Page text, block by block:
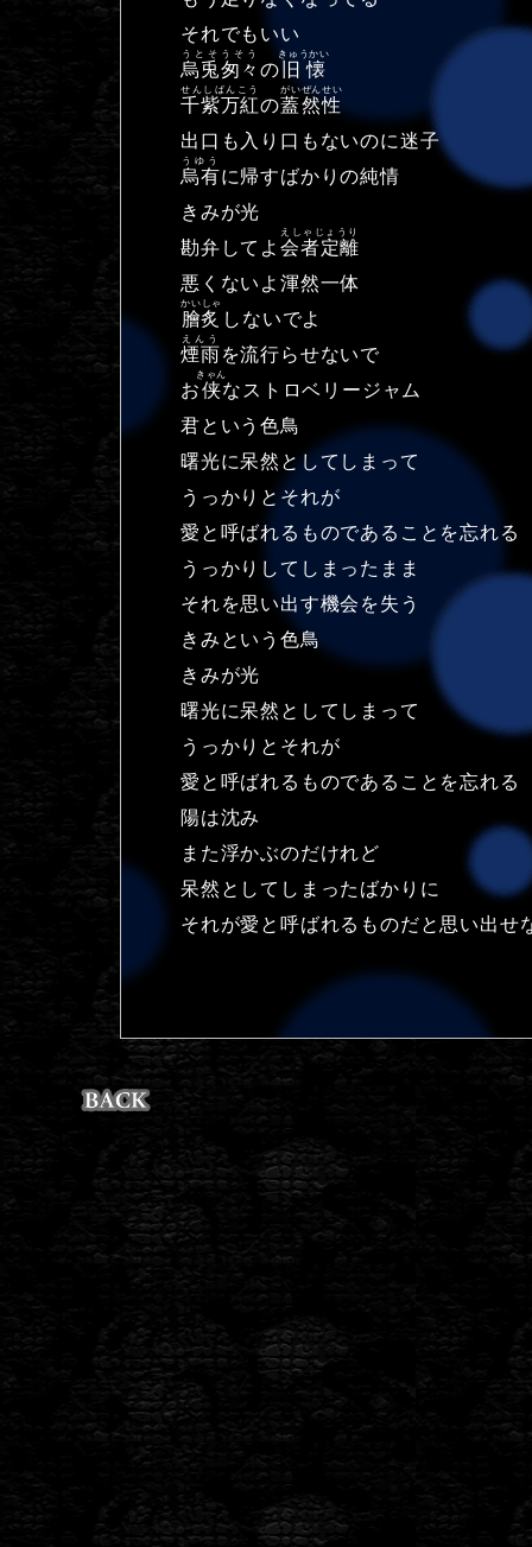
それでもいい
烏兎匆々
うとそうそう
の 旧懐
きゅうかい
千紫万紅
せんしばんこう
の蓋然性
がいぜんせい
出口も入り口もないのに迷子
烏有
うゆう
に帰すばかりの純情
きみが光
勘弁してよ 会者定離
えしゃじょうり
悪くないよ渾然一体
膾炙
かいしゃ
しないでよ
煙雨
えんう
を流行らせないで
お侠
きゃん
なストロベリージャム
君という色鳥
曙光に呆然としてしまって
うっかりとそれが
愛と呼ばれるものであることを忘れる
うっかりしてしまったまま
それを思い出す機会を失う
きみという色鳥
きみが光
曙光に呆然としてしまって
うっかりとそれが
愛と呼ばれるものであることを忘れる
陽は沈み
また浮かぶのだけれど
呆然としてしまったばかりに
それが愛と呼ばれるものだと思い出せ